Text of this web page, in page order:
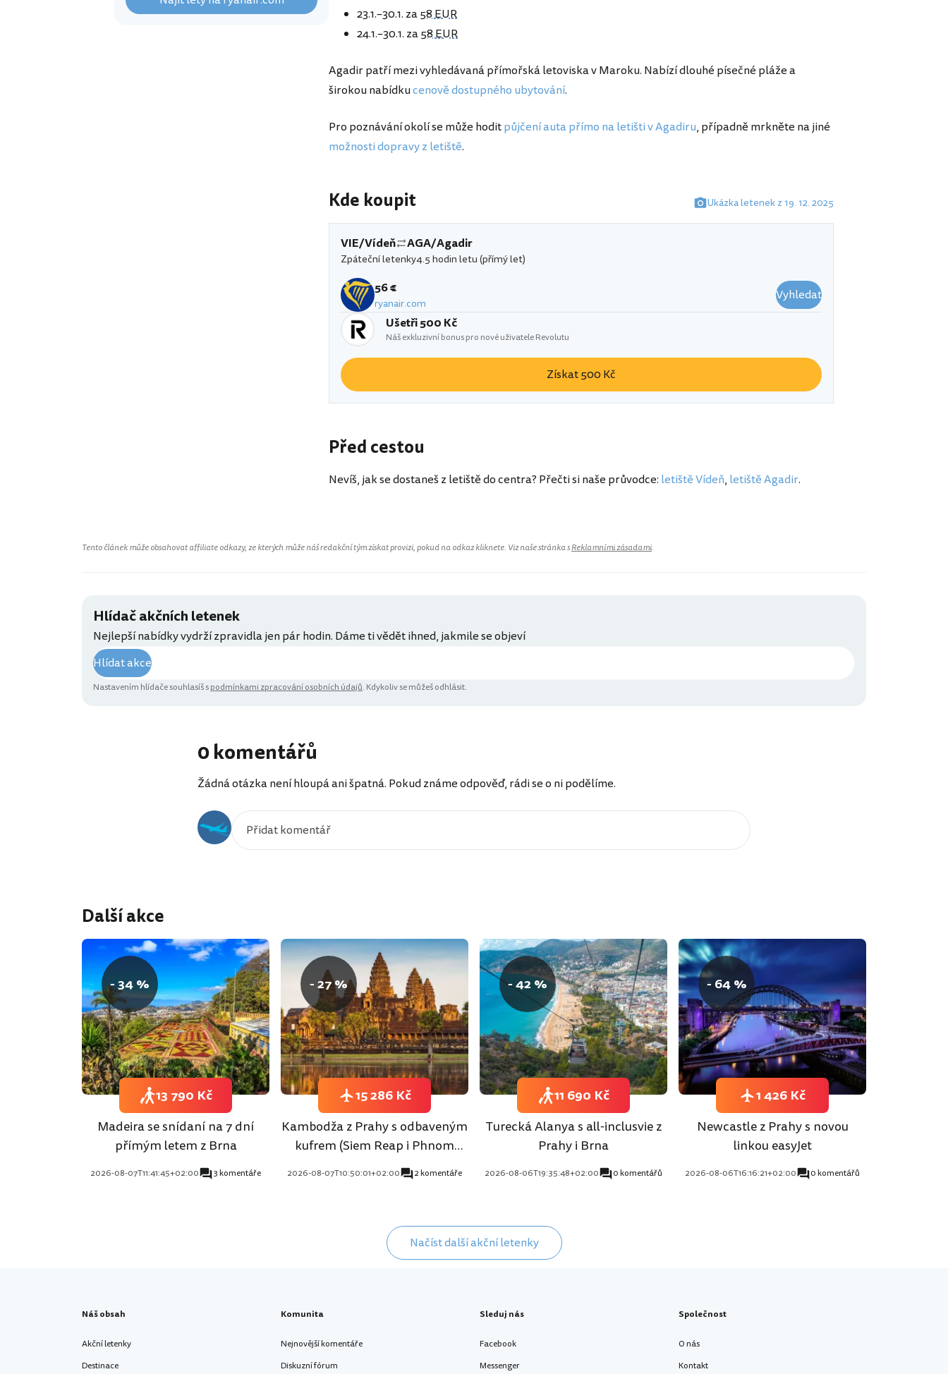
23.1.–30.1. za58 EUR
24.1.–30.1. za58 EUR
Agadir patří mezi vyhledávaná přímořská letoviska v Maroku. Nabízí dlouhé písečné pláže a
širokou nabídkucenově dostupného ubytování.
Pro poznávání okolí se může hoditpůjčení auta přímo na letišti v Agadiru, případně mrkněte na jiné
možnosti dopravy z letiště.
Kde koupit Ukázka letenek z 19. 12. 2025
VIE/Vídeň AGA/Agadir
Zpáteční letenky4.5 hodin letu (přímý let)
56 €
ryanair.com
Vyhledat
Ušetři 500 Kč
Náš exkluzivní bonus pro nové uživatele Revolutu
Získat 500 Kč
Před cestou
Nevíš, jak se dostaneš z letiště do centra? Přečti si naše průvodce: letiště Vídeň, letiště Agadir.
Tento článek může obsahovat affiliate odkazy, ze kterých může náš redakční tým získat provizi, pokud na odkaz kliknete. Viz naše stránka sReklamními zásadami.
Hlídač akčních letenek
Nejlepší nabídky vydrží zpravidla jen pár hodin. Dáme ti vědět ihned, jakmile se objeví
Hlídat akce
Nastavením hlídače souhlasíš spodmínkami zpracování osobních údajů. Kdykoliv se můžeš odhlásit.
0 komentářů
Žádná otázka není hloupá ani špatná. Pokud známe odpověď, rádi se o ni podělíme.
Další akce
- 34 %
Madeira se snídaní na 7 dní
přímým letem z Brna
2026-08-07T11:41:45+02:00 3 komentáře
13 790 Kč
- 27 %
Kambodža z Prahy s odbaveným
kufrem (Siem Reap i Phnom
2026-08-07T10:50:01+02:00 2 komentáře
15 286 Kč
- 42 %
Turecká Alanya s all-inclusvie z
Prahy i Brna
2026-08-06T19:35:48+02:00 0 komentářů
11 690 Kč
- 64 %
Newcastle z Prahy s novou
linkou easyJet
2026-08-06T16:16:21+02:00 0 komentářů
1 426 Kč
Načíst další akční letenky
Náš obsah
Akční letenky
Destinace
Komunita
Nejnovější komentáře
Diskuzní fórum
Sleduj nás
Facebook
Messenger
Společnost
O nás
Kontakt